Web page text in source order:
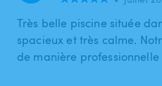
Très belle piscine située
spacieux et très calme.
de manière professionnelle